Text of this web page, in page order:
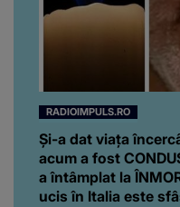
RADIOIMPULS.RO
Și-a dat viața
acum a fost
a întâmplat la
ucis în Italia este